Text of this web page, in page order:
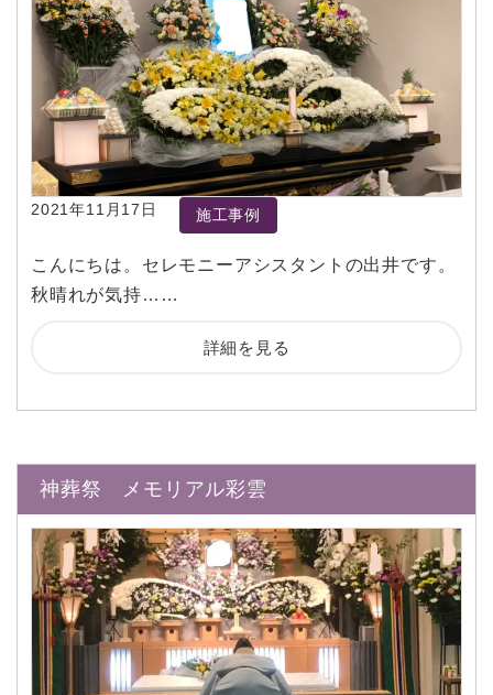
2021年11月17日 施工事例
こんにちは。セレモニーアシスタントの出井です。
秋晴れが気持……
詳細を見る
神葬祭 メモリアル彩雲